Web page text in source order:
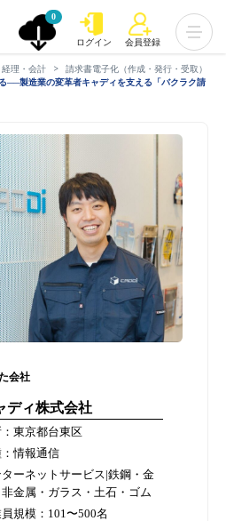
0
ログイン 会員登録
経理・会計
請求書電子化（作成・発行・受取）
──製造業の変革者キャディを支える「バクラク請
会社
ディ株式会社
東京都台東区
情報通信
ターネットサービス|鉄鋼・金
非金属・ガラス・土石・ゴム
規模：101〜500名